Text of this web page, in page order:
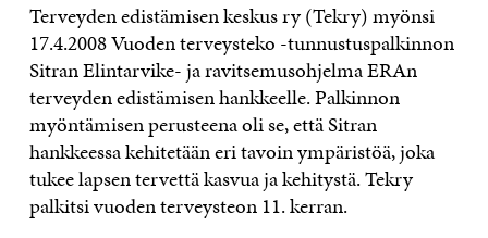
Terveyden edistämisen keskus ry (Tekry) myönsi
17.4.2008 Vuoden terveysteko -tunnustuspalkinnon
Sitran Elintarvike- ja ravitsemusohjelma ERAn
terveyden edistämisen hankkeelle. Palkinnon
myöntämisen perusteena oli se, että Sitran
hankkeessa kehitetään eri tavoin ympäristöä, joka
tukee lapsen tervettä kasvua ja kehitystä. Tekry
palkitsi vuoden terveysteon 11. kerran.